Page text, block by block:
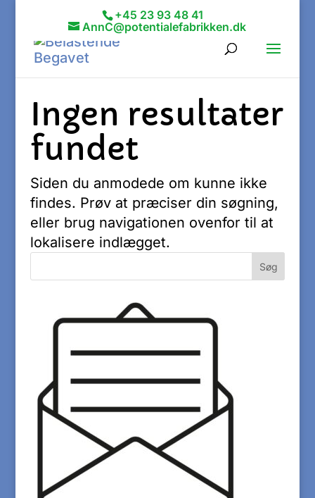
+45 23 93 48 41
AnnC@potentialefabrikken.dk
Ingen resultater
fundet
Siden du anmodede om kunne ikke
findes. Prøv at præciser din søgning,
eller brug navigationen ovenfor til at
lokalisere indlægget.